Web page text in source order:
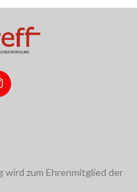
zum Ehrenmitglied der